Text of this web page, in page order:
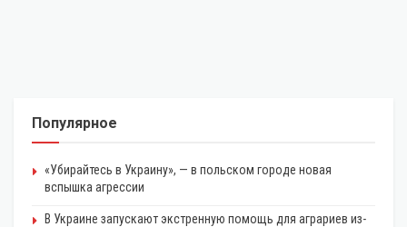
Популярное
«Убирайтесь в Украину», — в польском городе новая
вспышка агрессии
В Украине запускают экстренную помощь для аграриев из-